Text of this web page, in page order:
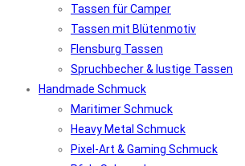
Tassen für Camper
Tassen mit Blütenmotiv
Flensburg Tassen
Spruchbecher & lustige Tassen
Handmade Schmuck
Maritimer Schmuck
Heavy Metal Schmuck
Pixel-Art & Gaming Schmuck